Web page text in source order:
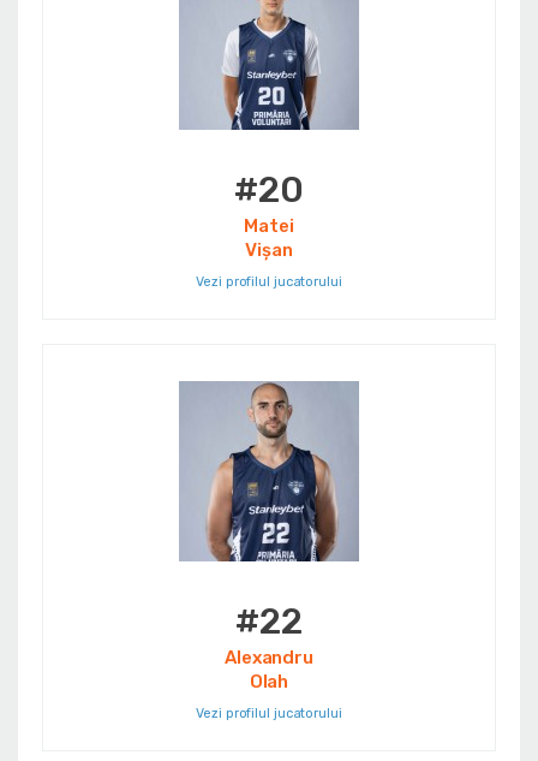
#20
Matei
Vișan
Vezi profilul jucatorului
#22
Alexandru
Olah
Vezi profilul jucatorului